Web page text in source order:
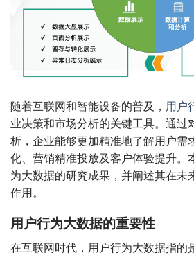
随着互联网和智能设备的普及， 用户
业决策和市场分析的关键工具。通过
析，企业能够更加精准地了解用户需
化、营销精准投放及客户体验提升。
为大数据的研究成果，并阐述其在未
作用。
用户行为大数据的重要性
在互联网时代，用户行为大数据指的